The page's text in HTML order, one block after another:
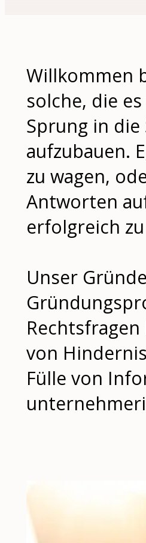
Willkommen
solche, die
Sprung in
aufzubauen.
zu wagen,
Antworten
erfolgreich
Unser
von
Fülle von